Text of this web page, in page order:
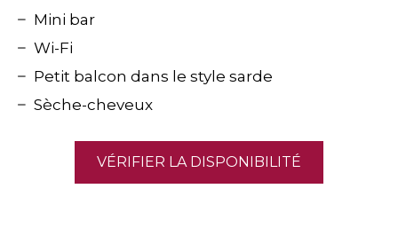
Mini bar
Wi-Fi
Petit balcon dans le style sarde
Sèche-cheveux
VÉRIFIER LA DISPONIBILITÉ